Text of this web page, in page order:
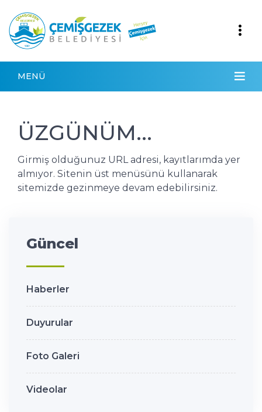
MENÜ
ÜZGÜNÜM...
Girmiş olduğunuz URL adresi, kayıtlarımda yer
almıyor. Sitenin üst menüsünü kullanarak
sitemizde gezinmeye devam edebilirsiniz.
Güncel
Haberler
Duyurular
Foto Galeri
Videolar